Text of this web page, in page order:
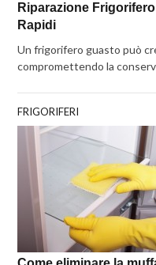
Riparazione
Rapidi
Un frigorifero guasto può
compromettendo la
FRIGORIFERI